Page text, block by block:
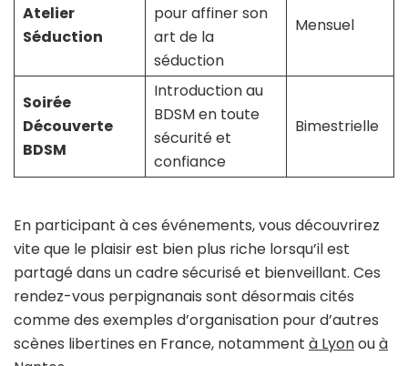
Atelier
Séduction
pour affiner son
art de la
séduction
Mensuel
Soirée
Découverte
BDSM
Introduction au
BDSM en toute
sécurité et
confiance
Bimestrielle
En participant à ces événements, vous découvrirez
vite que le plaisir est bien plus riche lorsqu’il est
partagé dans un cadre sécurisé et bienveillant. Ces
rendez-vous perpignanais sont désormais cités
comme des exemples d’organisation pour d’autres
scènes libertines en France, notamment à Lyonouà